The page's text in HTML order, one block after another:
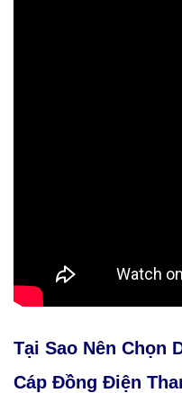
Tại Sao Nên Chọn
Cáp Đồng Điện